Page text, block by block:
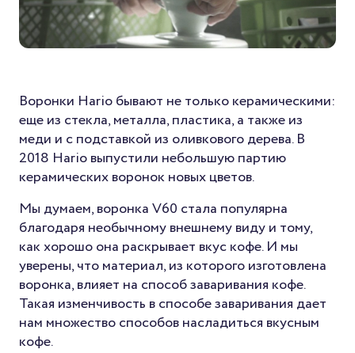
Воронки Hario бывают не только керамическими:
еще из стекла, металла, пластика, а также из
меди и с подставкой из оливкового дерева. В
2018 Hario выпустили небольшую партию
керамических воронок новых цветов.
Мы думаем, воронка V60 стала популярна
благодаря необычному внешнему виду и тому,
как хорошо она раскрывает вкус кофе. И мы
уверены, что материал, из которого изготовлена
воронка, влияет на способ заваривания кофе.
Такая изменчивость в способе заваривания дает
нам множество способов насладиться вкусным
кофе.